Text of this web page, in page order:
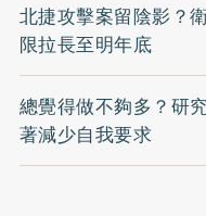
北捷攻擊案留陰影？
限拉長至明年底
總覺得做不夠多？研
著減少自我要求